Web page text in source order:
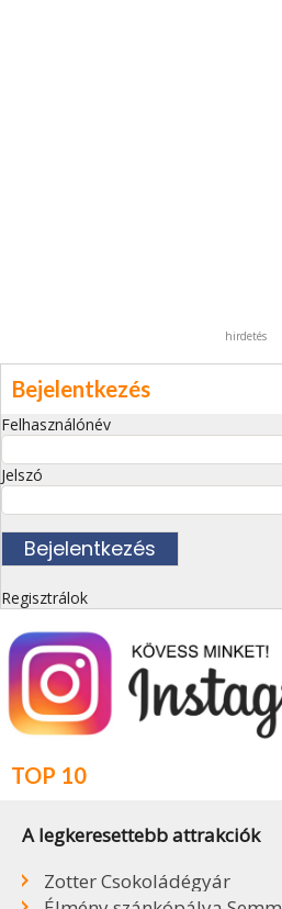
hirdetés
Bejelentkezés
Felhasználónév
Jelszó
Regisztrálok
TOP 10
A legkeresettebb attrakciók
Zotter Csokoládégyár